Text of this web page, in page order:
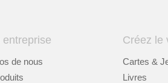
entreprise
de nous
Créez le
Cartes &
Livres